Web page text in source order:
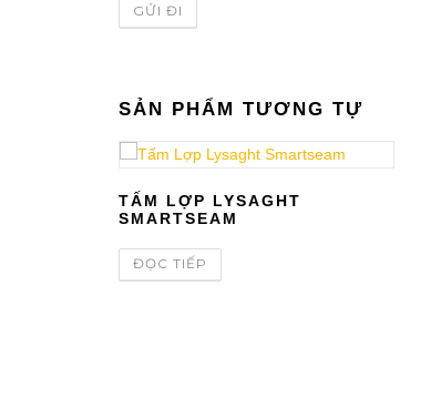
SẢN PHẨM TƯƠNG TỰ
TẤM LỢP LYSAGHT
SMARTSEAM
ĐỌC TIẾP